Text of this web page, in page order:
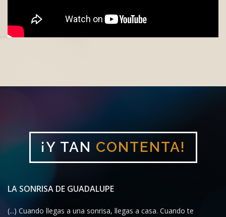
¡Y TAN CONTENTA!
LA SONRISA DE GUADALUPE
(...) Cuando llegas a una sonrisa, llegas a casa. Cuando te